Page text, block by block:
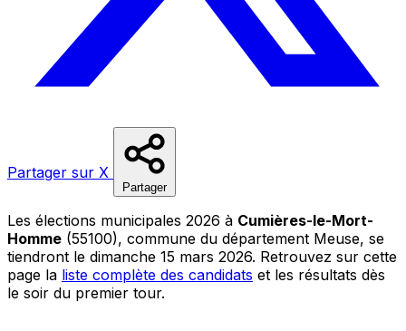
Partager sur X
Partager
Les élections municipales 2026 à Cumières-le-Mort-
Homme (55100), commune du département Meuse, se
tiendront le dimanche 15 mars 2026. Retrouvez sur cette
page la liste complète des candidats et les résultats dès
le soir du premier tour.